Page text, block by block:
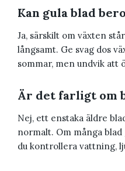
Kan gula blad
Ja, särskilt om växten
långsamt. Ge svag dos
sommar, men undvik att
Är det farligt om
Nej, ett enstaka äldre
normalt. Om många
du kontrollera vattning,